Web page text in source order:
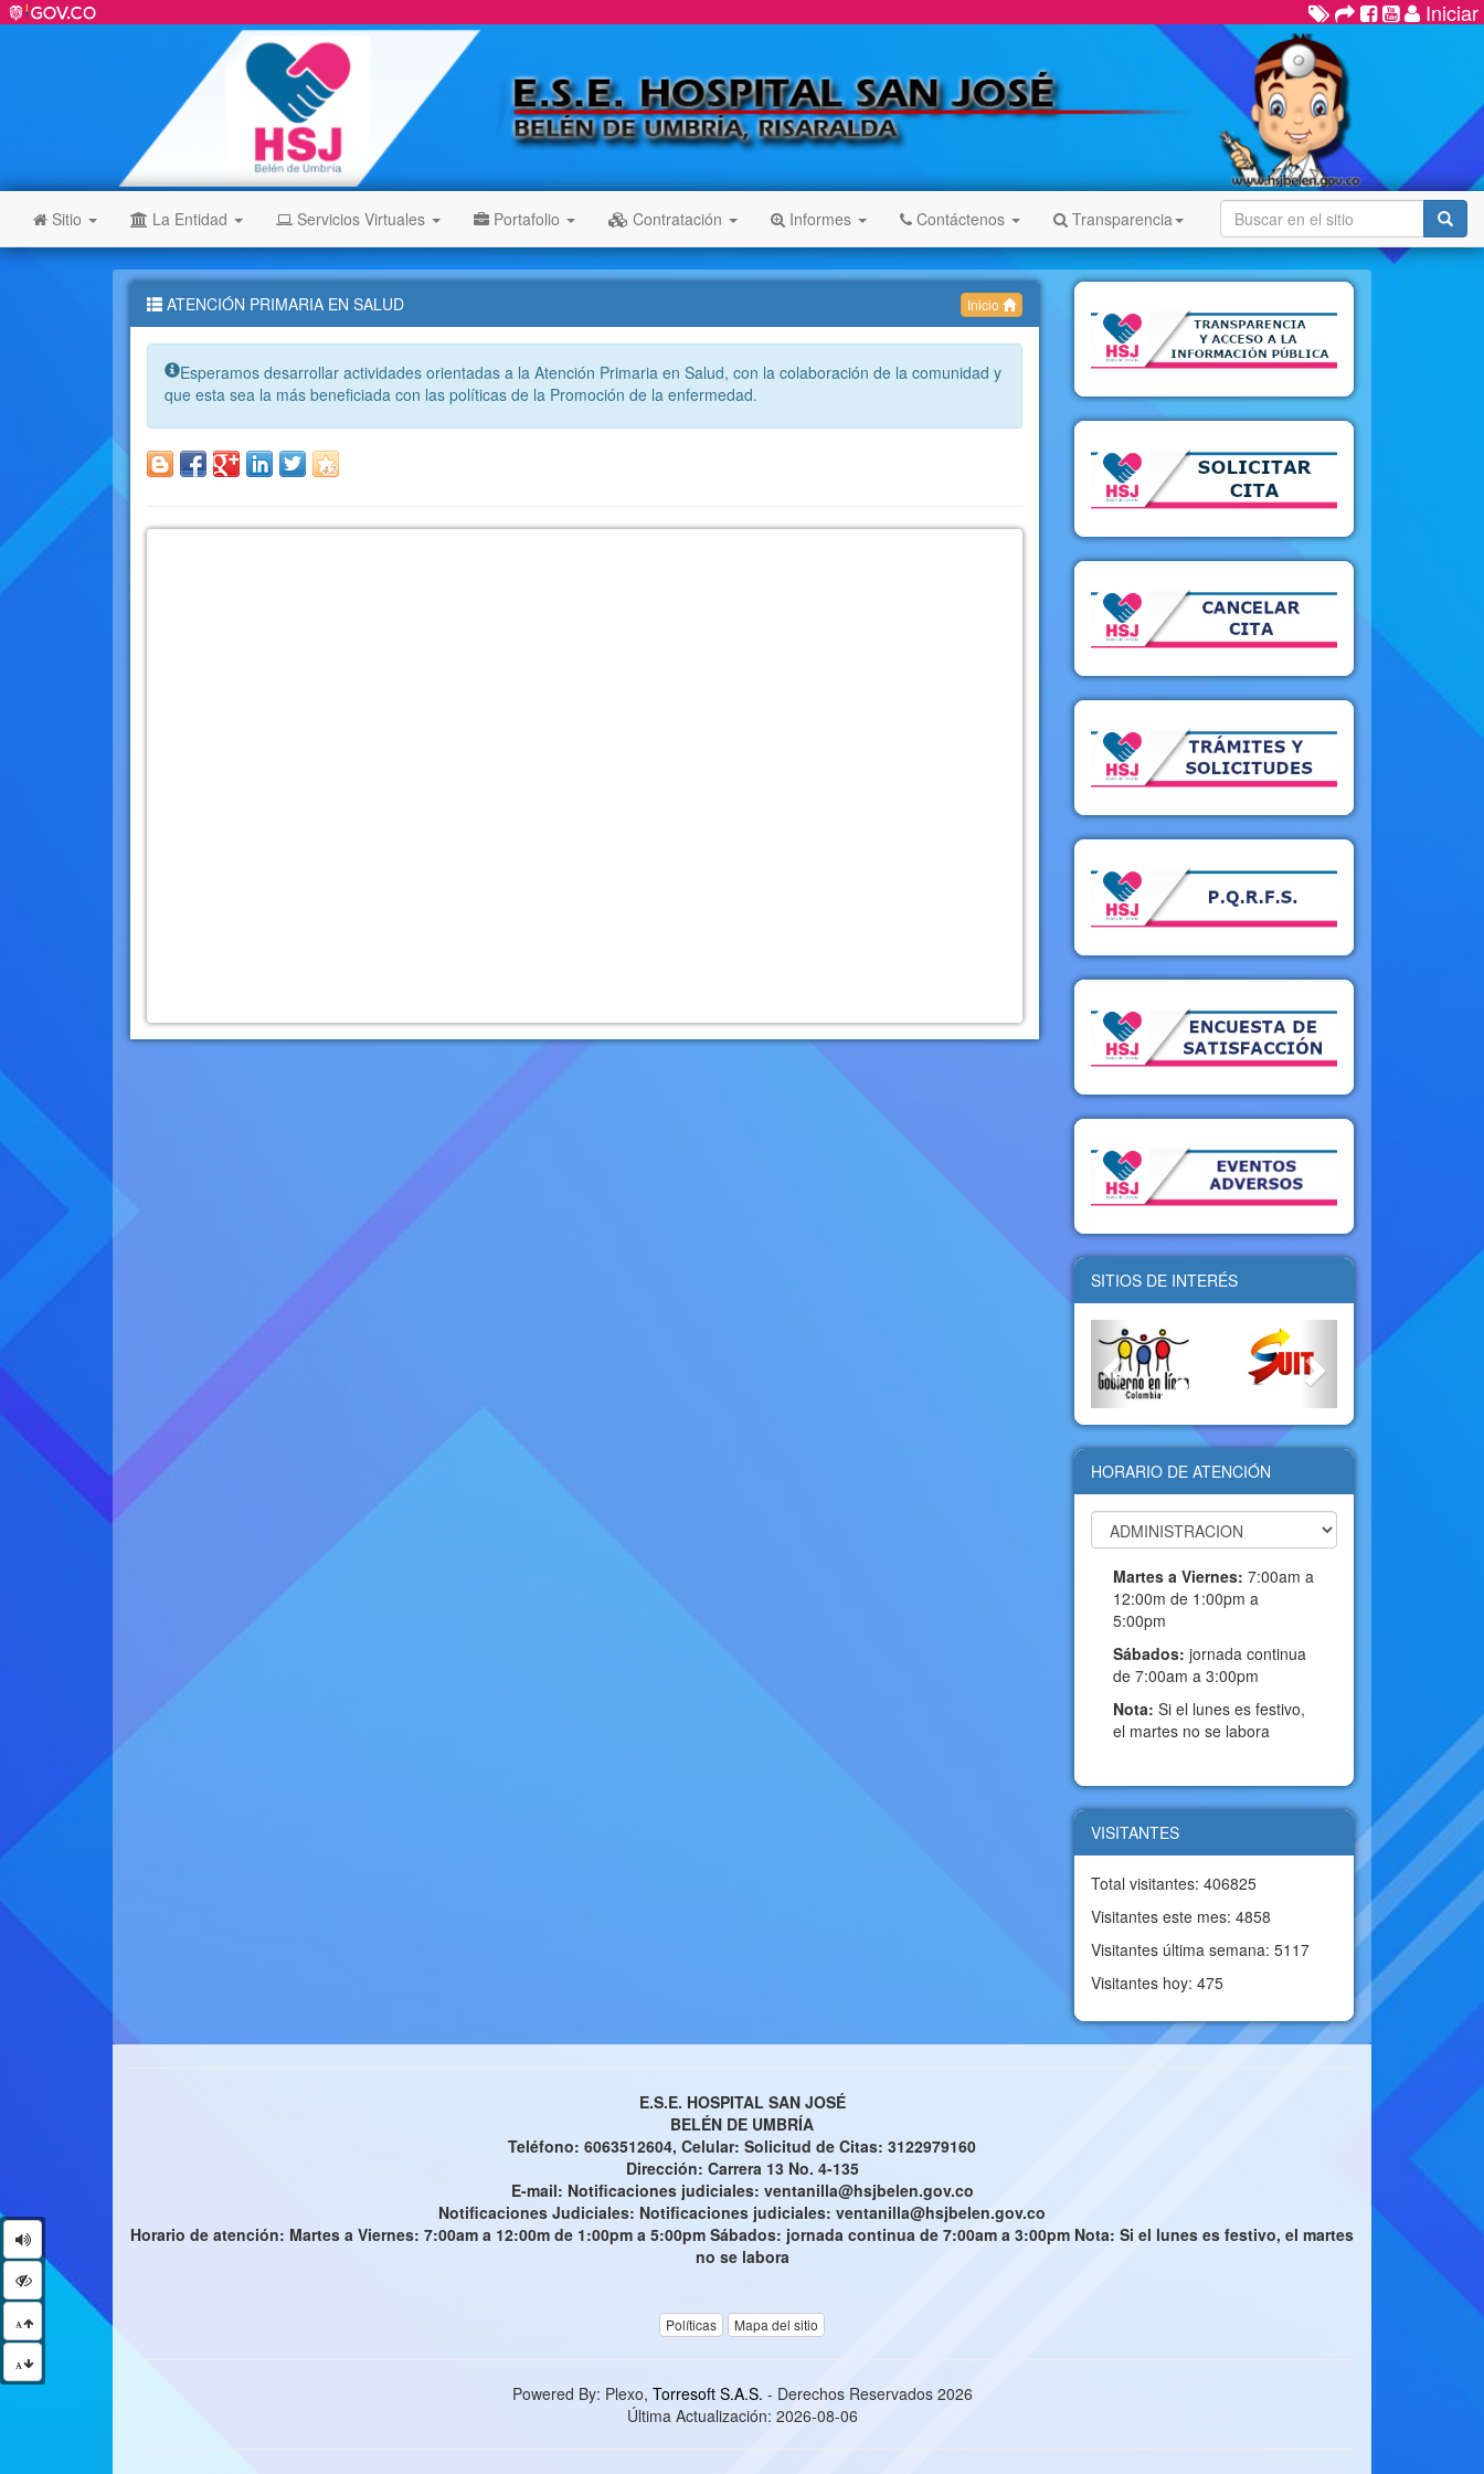
Iniciar
Sitio La Entidad Servicios Virtuales Portafolio Contratación Informes Contáctenos Transparencia
ATENCIÓN PRIMARIA EN SALUD Inicio
Info:
Esperamos desarrollar actividades orientadas a la Atención Primaria en Salud, con la colaboración de la comunidad y
que esta sea la más beneficiada con las políticas de la Promoción de la enfermedad.
SITIOS DE INTERÉS
HORARIO DE ATENCIÓN
Martes a Viernes: 7:00am a
12:00m de 1:00pm a
5:00pm
Sábados: jornada continua
de 7:00am a 3:00pm
Nota: Si el lunes es festivo,
el martes no se labora
VISITANTES
Total visitantes: 406825
Visitantes este mes: 4858
Visitantes última semana: 5117
Visitantes hoy: 475
E.S.E. HOSPITAL SAN JOSÉ
BELÉN DE UMBRÍA
Teléfono: 6063512604, Celular: Solicitud de Citas: 3122979160
Dirección: Carrera 13 No. 4-135
E-mail: Notificaciones judiciales: ventanilla@hsjbelen.gov.co
Notificaciones Judiciales: Notificaciones judiciales: ventanilla@hsjbelen.gov.co
Horario de atención: Martes a Viernes: 7:00am a 12:00m de 1:00pm a 5:00pm Sábados: jornada continua de 7:00am a 3:00pm Nota: Si el lunes es festivo, el martes
no se labora
Políticas Mapa del sitio
Powered By: Plexo, Torresoft S.A.S. - Derechos Reservados 2026
Última Actualización: 2026-08-06